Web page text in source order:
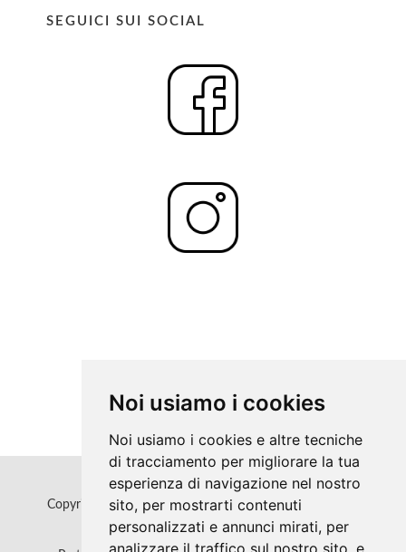
Noi usiamo i cookies
Noi usiamo i cookies e altre tecniche
di tracciamento per migliorare la tua
esperienza di navigazione nel nostro
sito, per mostrarti contenuti
personalizzati e annunci mirati, per
analizzare il traffico sul nostro sito, e
SEGUICI SUI SOCIAL
Copyrights © 2026 Polo Mediterraneo - eCampus Tutti i
diritti riservati.